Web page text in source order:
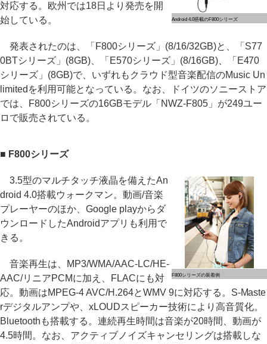
Android 4.0搭載のF800シリーズ
対応する。欧州では18日より発売を開
始している。
発表されたのは、「F800シリーズ」(8/16/32GB)と、「S77
0BTシリーズ」(8GB)、「E570シリーズ」(8/16GB)、「E470
シリーズ」(8GB)で、いずれもクラウド型音楽配信のMusic Un
limitedを利用可能となっている。なお、ドイツのソニーストア
では、F800シリーズの16GBモデル「NWZ-F805」が249ユー
ロで販売されている。
■ F800シリーズ
F800シリーズの装着例
3.5型のマルチタッチ液晶を備えたAn
droid 4.0搭載ウォークマン。動画/音楽
プレーヤーのほか、Google playからダ
ウンロードしたAndroidアプリも利用で
きる。
音楽再生は、MP3/WMA/AAC-LC/HE-
AAC/リニアPCMに加え、FLACにも対
応。動画はMPEG-4 AVC/H.264とWMV 9に対応する。S-Maste
rデジタルアンプや、xLOUDスピーカー技術により高音質化。
Bluetoothも搭載する。連続再生時間は音楽が20時間、動画が
4.5時間。なお、アクティブノイズキャンセリングは搭載しな